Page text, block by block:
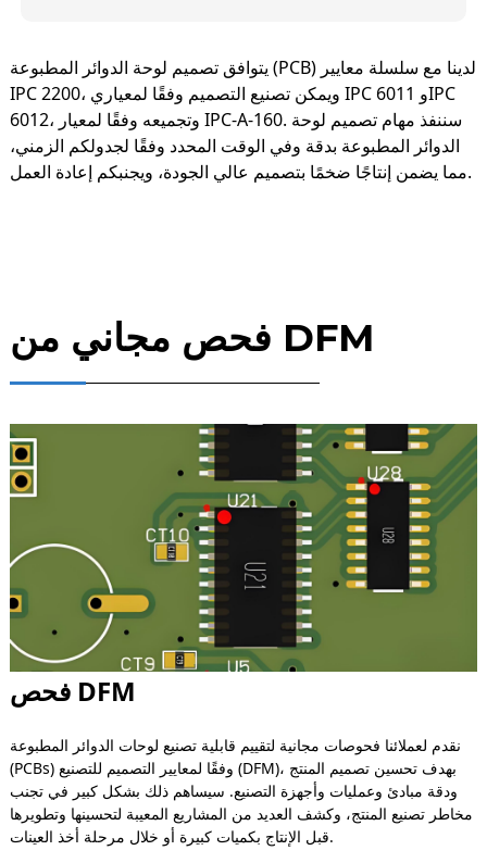
يتوافق تصميم لوحة الدوائر المطبوعة (PCB) لدينا مع سلسلة معايير
IPC 2200، ويمكن تصنيع التصميم وفقًا لمعياري IPC 6011 وIPC
6012، وتجميعه وفقًا لمعيار IPC-A-160. سننفذ مهام تصميم لوحة
الدوائر المطبوعة بدقة وفي الوقت المحدد وفقًا لجدولكم الزمني،
مما يضمن إنتاجًا ضخمًا بتصميم عالي الجودة، ويجنبكم إعادة العمل.
فحص مجاني من DFM
فحص DFM
نقدم لعملائنا فحوصات مجانية لتقييم قابلية تصنيع لوحات الدوائر المطبوعة
(PCBs) وفقًا لمعايير التصميم للتصنيع (DFM)، بهدف تحسين تصميم المنتج
ودقة مبادئ وعمليات وأجهزة التصنيع. سيساهم ذلك بشكل كبير في تجنب
مخاطر تصنيع المنتج، وكشف العديد من المشاريع المعيبة لتحسينها وتطويرها
قبل الإنتاج بكميات كبيرة أو خلال مرحلة أخذ العينات.